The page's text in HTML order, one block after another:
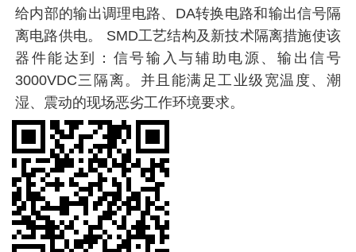
给内部的输出调理电路、DA转换电路和输出信号隔
离电路供电。 SMD工艺结构及新技术隔离措施使该
器件能达到：信号输入与辅助电源、输出信号
3000VDC三隔离。并且能满足工业级宽温度、潮
湿、震动的现场恶劣工作环境要求。